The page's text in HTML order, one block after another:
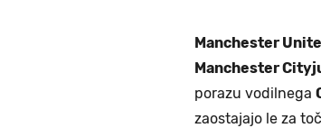
Manchester
Manchester
porazu vodilnega
zaostajajo le za